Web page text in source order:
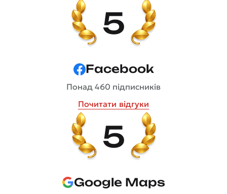
5
Facebook
Понад 460 підписників
Почитати відгуки
5
Google Maps